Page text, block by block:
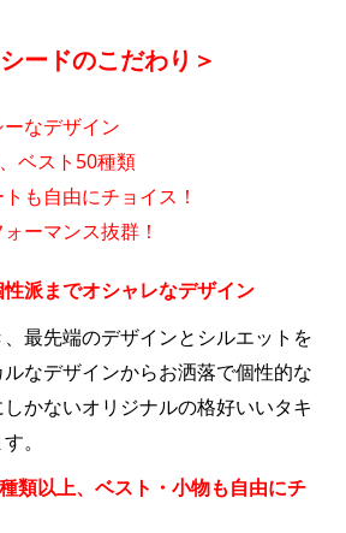
ードのこだわり＞
なデザイン
ベスト50種類
も自由にチョイス！
ーマンス抜群！
性派までオシャレなデザイン
最先端のデザインとシルエットを
なデザインからお洒落で個性的な
かないオリジナルの格好いいタキ
。
類以上、ベスト・小物も自由にチ